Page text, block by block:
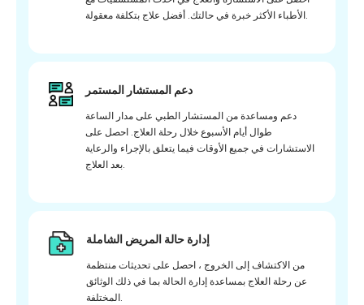
الأطباء الأكثر خبرة في حالتك. أفضل علاج بتكلفة معقولة.
دعم المستشار المستمر
دعم ومساعدة من المستشار الطبي على مدار الساعة
طوال أيام الأسبوع خلال رحلة العلاج. احصل على
الاستشارات في جميع الأوقات فيما يتعلق بالإجراء والرعاية
بعد العلاج.
إدارة حالة المريض الشاملة
من الاكتشاف إلى الخروج ، احصل على تحديثات منتظمة
عن رحلة العلاج بمساعدة إدارة الحالة بما في ذلك الوثائق
المختلفة.